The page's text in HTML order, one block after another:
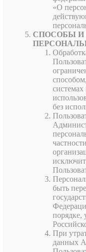
«О
СПОСОБЫ И
без
быть
порядке,
При
данных